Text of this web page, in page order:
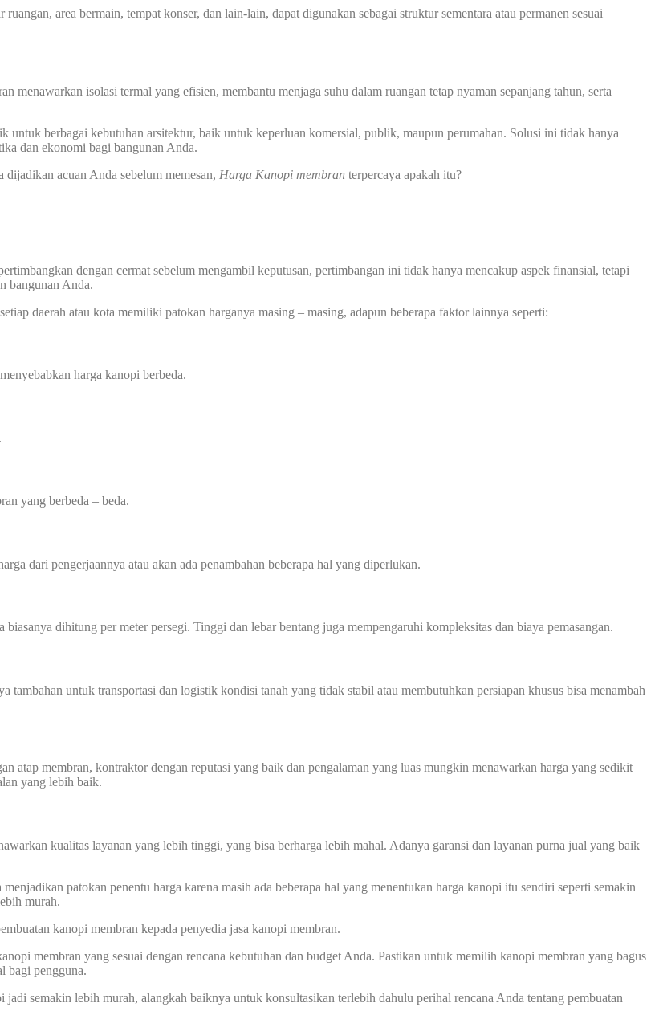
area bermain, tempat konser, dan lain-lain, dapat digunakan sebagai struktur sementara atau permanen sesuai
menawarkan isolasi termal yang efisien, membantu menjaga suhu dalam ruangan tetap nyaman sepanjang tahun, serta
berbagai kebutuhan arsitektur, baik untuk keperluan komersial, publik, maupun perumahan. Solusi ini tidak hanya
dan ekonomi bagi bangunan Anda.
acuan Anda sebelum memesan, Harga Kanopi membran terpercaya apakah itu?
dengan cermat sebelum mengambil keputusan, pertimbangan ini tidak hanya mencakup aspek finansial, tetapi
bangunan Anda.
daerah atau kota memiliki patokan harganya masing – masing, adapun beberapa faktor lainnya seperti:
harga kanopi berbeda.
yang berbeda – beda.
dari pengerjaannya atau akan ada penambahan beberapa hal yang diperlukan.
dihitung per meter persegi. Tinggi dan lebar bentang juga mempengaruhi kompleksitas dan biaya pemasangan.
tambahan untuk transportasi dan logistik kondisi tanah yang tidak stabil atau membutuhkan persiapan khusus bisa menambah
atap membran, kontraktor dengan reputasi yang baik dan pengalaman yang luas mungkin menawarkan harga yang sedikit
yang lebih baik.
kualitas layanan yang lebih tinggi, yang bisa berharga lebih mahal. Adanya garansi dan layanan purna jual yang baik
patokan penentu harga karena masih ada beberapa hal yang menentukan harga kanopi itu sendiri seperti semakin
murah.
kanopi membran kepada penyedia jasa kanopi membran.
membran yang sesuai dengan rencana kebutuhan dan budget Anda. Pastikan untuk memilih kanopi membran yang bagus
bagi pengguna.
semakin lebih murah, alangkah baiknya untuk konsultasikan terlebih dahulu perihal rencana Anda tentang pembuatan